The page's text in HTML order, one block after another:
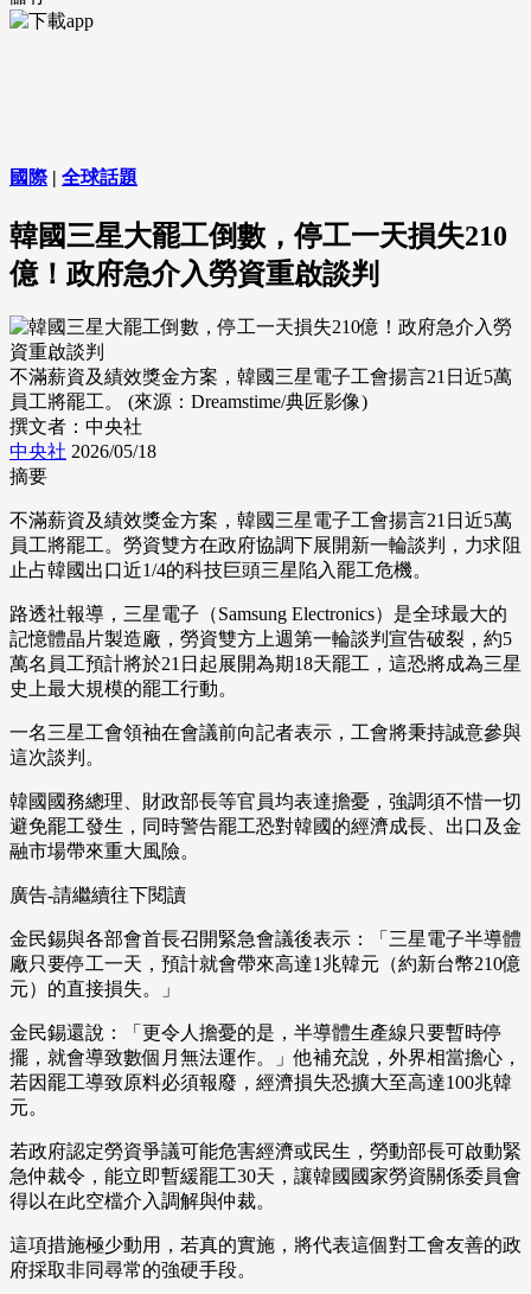
國際| 全球話題
韓國三星大罷工倒數，停工一天損失210
億！政府急介入勞資重啟談判
不滿薪資及績效獎金方案，韓國三星電子工會揚言21日近5萬
員工將罷工。 (來源：Dreamstime/典匠影像)
撰文者：中央社
中央社 2026/05/18
摘要
不滿薪資及績效獎金方案，韓國三星電子工會揚言21日近5萬
員工將罷工。勞資雙方在政府協調下展開新一輪談判，力求阻
止占韓國出口近1/4的科技巨頭三星陷入罷工危機。
路透社報導，三星電子（Samsung Electronics）是全球最大的
記憶體晶片製造廠，勞資雙方上週第一輪談判宣告破裂，約5
萬名員工預計將於21日起展開為期18天罷工，這恐將成為三星
史上最大規模的罷工行動。
一名三星工會領袖在會議前向記者表示，工會將秉持誠意參與
這次談判。
韓國國務總理、財政部長等官員均表達擔憂，強調須不惜一切
避免罷工發生，同時警告罷工恐對韓國的經濟成長、出口及金
融市場帶來重大風險。
廣告-請繼續往下閱讀
金民錫與各部會首長召開緊急會議後表示：「三星電子半導體
廠只要停工一天，預計就會帶來高達1兆韓元（約新台幣210億
元）的直接損失。」
金民錫還說：「更令人擔憂的是，半導體生產線只要暫時停
擺，就會導致數個月無法運作。」他補充說，外界相當擔心，
若因罷工導致原料必須報廢，經濟損失恐擴大至高達100兆韓
元。
若政府認定勞資爭議可能危害經濟或民生，勞動部長可啟動緊
急仲裁令，能立即暫緩罷工30天，讓韓國國家勞資關係委員會
得以在此空檔介入調解與仲裁。
這項措施極少動用，若真的實施，將代表這個對工會友善的政
府採取非同尋常的強硬手段。